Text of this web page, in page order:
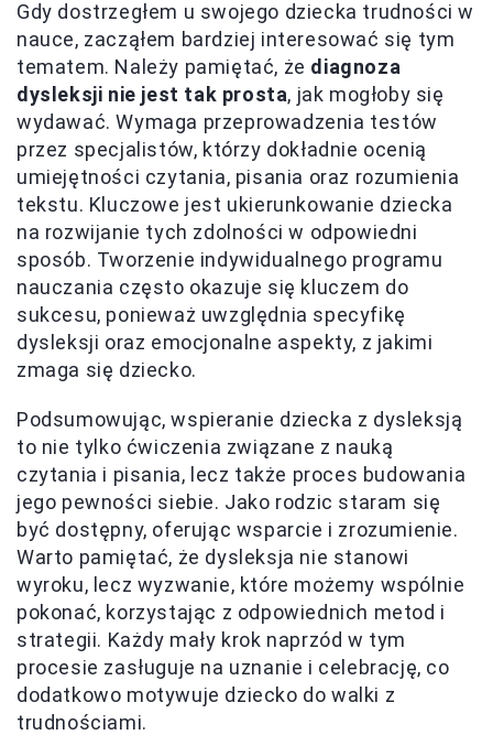
Gdy dostrzegłem u swojego dziecka trudności w
nauce, zacząłem bardziej interesować się tym
tematem. Należy pamiętać, że diagnoza
dysleksji nie jest tak prosta, jak mogłoby się
wydawać. Wymaga przeprowadzenia testów
przez specjalistów, którzy dokładnie ocenią
umiejętności czytania, pisania oraz rozumienia
tekstu. Kluczowe jest ukierunkowanie dziecka
na rozwijanie tych zdolności w odpowiedni
sposób. Tworzenie indywidualnego programu
nauczania często okazuje się kluczem do
sukcesu, ponieważ uwzględnia specyfikę
dysleksji oraz emocjonalne aspekty, z jakimi
zmaga się dziecko.
Podsumowując, wspieranie dziecka z dysleksją
to nie tylko ćwiczenia związane z nauką
czytania i pisania, lecz także proces budowania
jego pewności siebie. Jako rodzic staram się
być dostępny, oferując wsparcie i zrozumienie.
Warto pamiętać, że dysleksja nie stanowi
wyroku, lecz wyzwanie, które możemy wspólnie
pokonać, korzystając z odpowiednich metod i
strategii. Każdy mały krok naprzód w tym
procesie zasługuje na uznanie i celebrację, co
dodatkowo motywuje dziecko do walki z
trudnościami.